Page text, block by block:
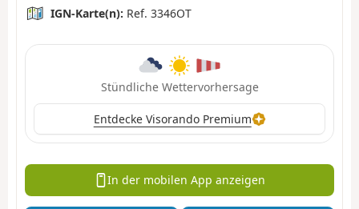
IGN-Karte(n): Ref. 3346OT
Stündliche Wettervorhersage
Entdecke Visorando Premium
In der mobilen App anzeigen